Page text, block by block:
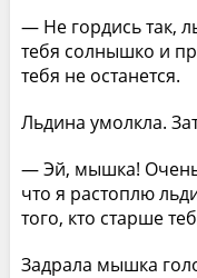
— Не гордись так,
тебя солнышко и
тебя не останется.
Льдина умолкла.
— Эй, мышка! Очень
что я растоплю
того, кто старше
Задрала мышка